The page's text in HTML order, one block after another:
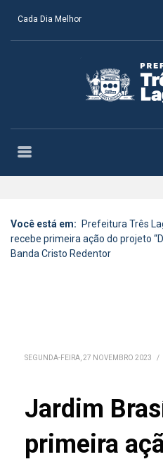
Cada Dia Melhor
Você está em: Prefeitura Três
recebe primeira ação do projeto
Banda Cristo Redentor
SEGUNDA-FEIRA, 27 NOVEMBRO 2023 /
Jardim
primeira